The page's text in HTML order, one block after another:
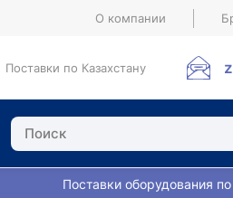
О компании
Поставки по Казахстану
Поставки оборудования